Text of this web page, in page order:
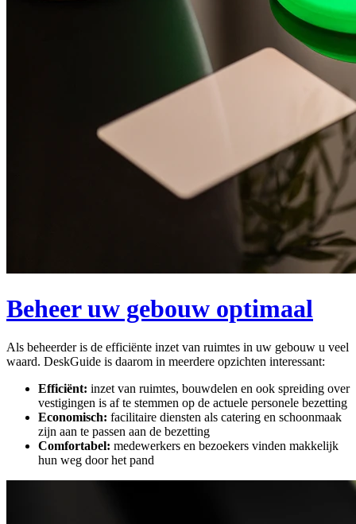
Beheer uw gebouw optimaal
Als beheerder is de efficiënte inzet van ruimtes in uw gebouw u veel
waard. DeskGuide is daarom in meerdere opzichten interessant:
Efficiënt: inzet van ruimtes, bouwdelen en ook spreiding over
vestigingen is af te stemmen op de actuele personele bezetting
Economisch: facilitaire diensten als catering en schoonmaak
zijn aan te passen aan de bezetting
Comfortabel: medewerkers en bezoekers vinden makkelijk
hun weg door het pand